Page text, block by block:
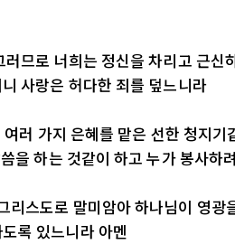
므로 너희는 정신을 차리고 근신
사랑은 허다한 죄를 덮느니라
러 가지 은혜를 맡은 선한 청지기
을 하는 것같이 하고 누가 봉사하
리스도로 말미암아 하나님이 영광
록 있느니라 아멘